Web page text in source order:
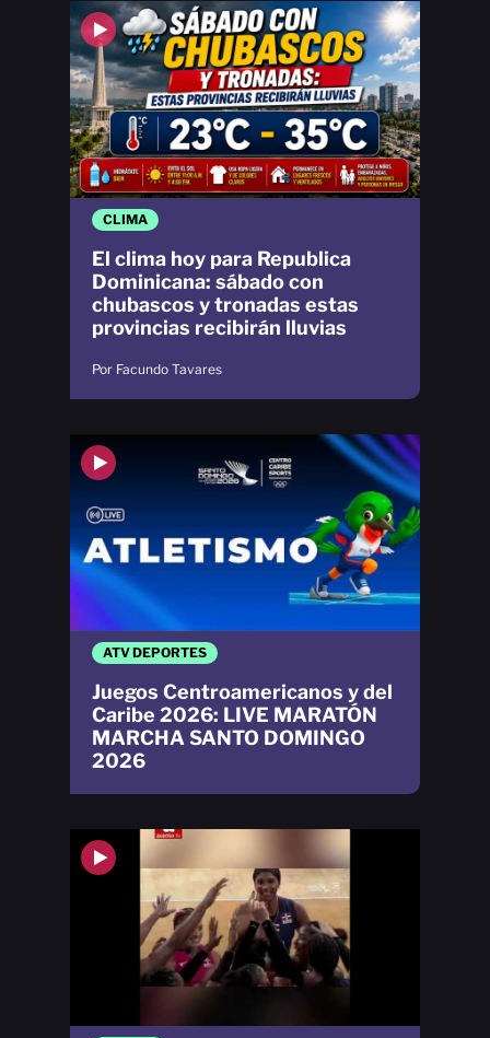
ATV DEPORTES
Juegos Centroamericanos y del
Caribe 2026: LIVE MARATÓN
MARCHA SANTO DOMINGO
2026
CLIMA
El clima hoy para Republica
Dominicana: sábado con
chubascos y tronadas estas
provincias recibirán lluvias
Por Facundo Tavares